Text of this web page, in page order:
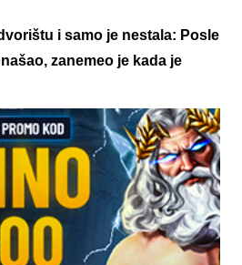
i samo je nestala: Posle
zanemeo je kada je